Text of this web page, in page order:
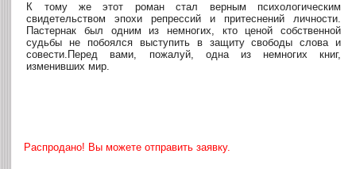
К тому же этот роман стал верным психологическим
свидетельством эпохи репрессий и притеснений личности.
Пастернак был одним из немногих, кто ценой собственной
судьбы не побоялся выступить в защиту свободы слова и
совести.Перед вами, пожалуй, одна из немногих книг,
изменивших мир.
Распродано! Вы можете отправить заявку.